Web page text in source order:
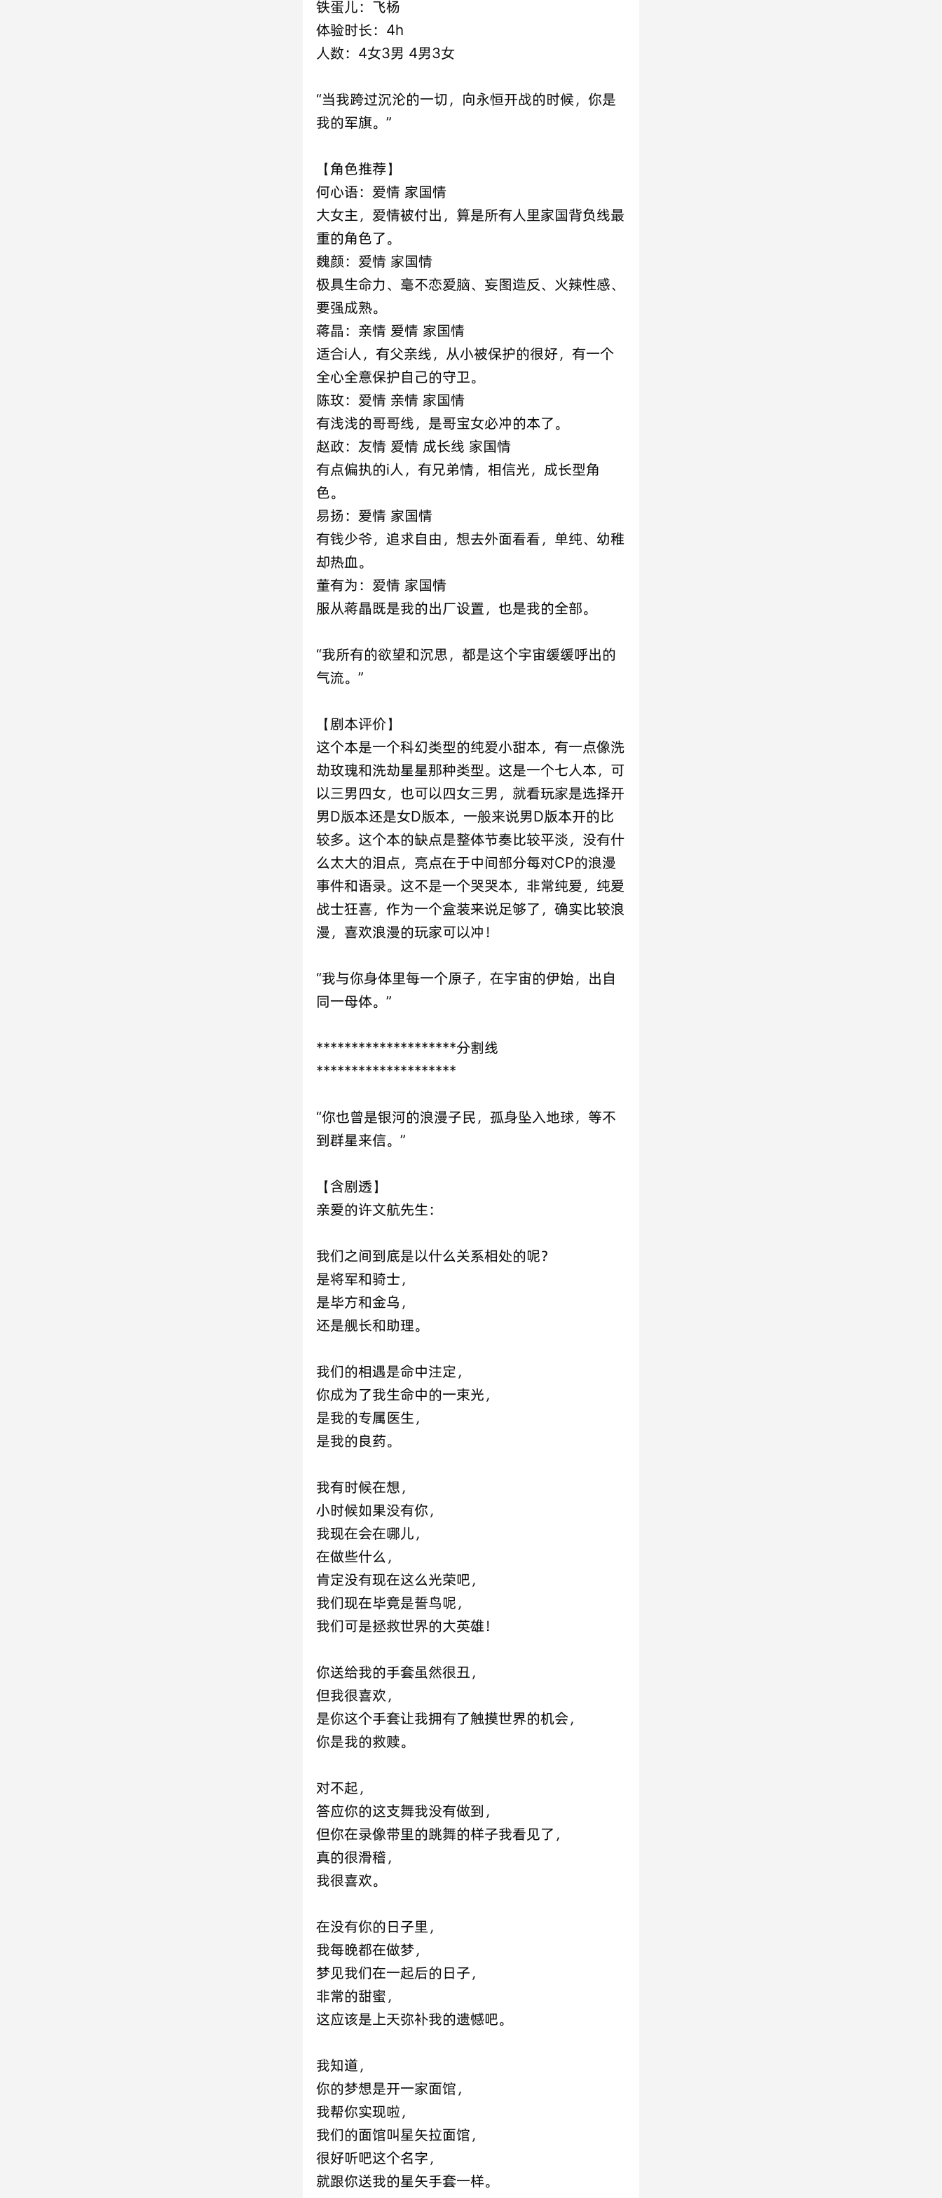
铁蛋儿：飞杨
体验时长：4h
人数：4女3男 4男3女
“当我跨过沉沦的一切，向永恒开战的时候，你是
我的军旗。”
【角色推荐】
何心语：爱情 家国情
大女主，爱情被付出，算是所有人里家国背负线最
重的角色了。
魏颜：爱情 家国情
极具生命力、毫不恋爱脑、妄图造反、火辣性感、
要强成熟。
蒋晶：亲情 爱情 家国情
适合i人，有父亲线，从小被保护的很好，有一个
全心全意保护自己的守卫。
陈玫：爱情 亲情 家国情
有浅浅的哥哥线，是哥宝女必冲的本了。
赵政：友情 爱情 成长线 家国情
有点偏执的i人，有兄弟情，相信光，成长型角
色。
易扬：爱情 家国情
有钱少爷，追求自由，想去外面看看，单纯、幼稚
却热血。
董有为：爱情 家国情
服从蒋晶既是我的出厂设置，也是我的全部。
“我所有的欲望和沉思，都是这个宇宙缓缓呼出的
气流。”
【剧本评价】
这个本是一个科幻类型的纯爱小甜本，有一点像洗
劫玫瑰和洗劫星星那种类型。这是一个七人本，可
以三男四女，也可以四女三男，就看玩家是选择开
男D版本还是女D版本，一般来说男D版本开的比
较多。这个本的缺点是整体节奏比较平淡，没有什
么太大的泪点，亮点在于中间部分每对CP的浪漫
事件和语录。这不是一个哭哭本，非常纯爱，纯爱
战士狂喜，作为一个盒装来说足够了，确实比较浪
漫，喜欢浪漫的玩家可以冲！
“我与你身体里每一个原子，在宇宙的伊始，出自
同一母体。”
********************分割线
********************
“你也曾是银河的浪漫子民，孤身坠入地球，等不
到群星来信。”
【含剧透】
亲爱的许文航先生：
我们之间到底是以什么关系相处的呢？
是将军和骑士，
是毕方和金乌，
还是舰长和助理。
我们的相遇是命中注定，
你成为了我生命中的一束光，
是我的专属医生，
是我的良药。
我有时候在想，
小时候如果没有你，
我现在会在哪儿，
在做些什么，
肯定没有现在这么光荣吧，
我们现在毕竟是誓鸟呢，
我们可是拯救世界的大英雄！
你送给我的手套虽然很丑，
但我很喜欢，
是你这个手套让我拥有了触摸世界的机会，
你是我的救赎。
对不起，
答应你的这支舞我没有做到，
但你在录像带里的跳舞的样子我看见了，
真的很滑稽，
我很喜欢。
在没有你的日子里，
我每晚都在做梦，
梦见我们在一起后的日子，
非常的甜蜜，
这应该是上天弥补我的遗憾吧。
我知道，
你的梦想是开一家面馆，
我帮你实现啦，
我们的面馆叫星矢拉面馆，
很好听吧这个名字，
就跟你送我的星矢手套一样。